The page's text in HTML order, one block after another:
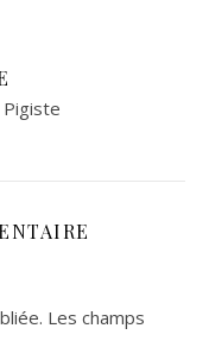
Les champs